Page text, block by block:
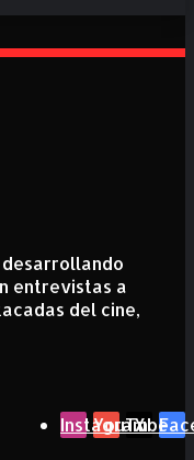
entrevistas a
del cine,
X
YouTube
Instagram